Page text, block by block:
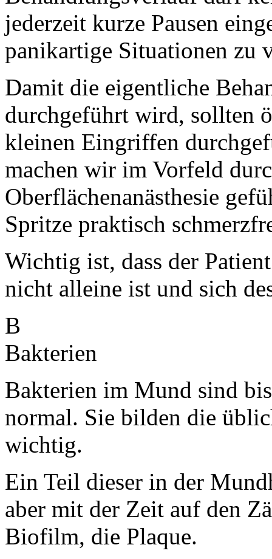
jederzeit kurze Pausen
panikartige Situationen zu
Damit die eigentliche
durchgeführt wird, sollten
kleinen Eingriffen
machen wir im Vorfeld
Oberflächenanästhesie
Spritze praktisch
Wichtig ist, dass der
nicht alleine ist und sich
B
Bakterien
Bakterien im Mund sind
normal. Sie bilden die
wichtig.
Ein Teil dieser in der
aber mit der Zeit auf den
Biofilm, die Plaque.